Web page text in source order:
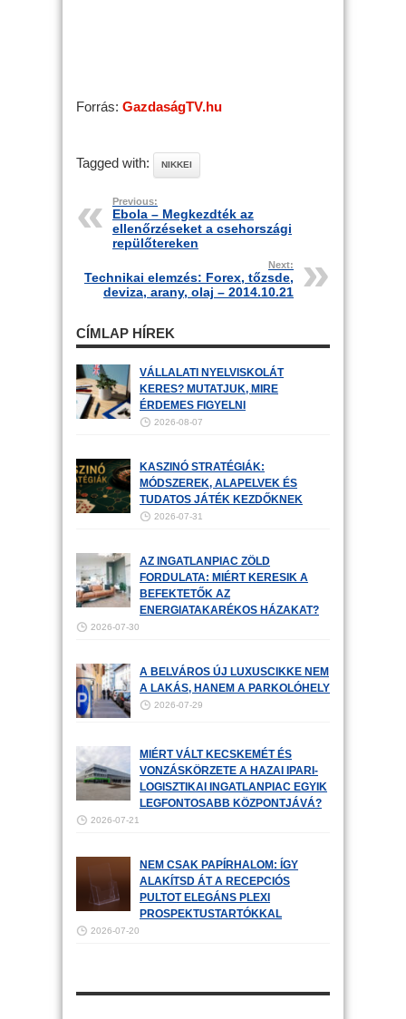
Forrás: GazdaságTV.hu
Tagged with: NIKKEI
Previous:
Ebola – Megkezdték az
ellenőrzéseket a csehországi
repülőtereken
Next:
Technikai elemzés: Forex, tőzsde,
deviza, arany, olaj – 2014.10.21
CÍMLAP HÍREK
VÁLLALATI NYELVISKOLÁT
KERES? MUTATJUK, MIRE
ÉRDEMES FIGYELNI
2026-08-07
KASZINÓ STRATÉGIÁK:
MÓDSZEREK, ALAPELVEK ÉS
TUDATOS JÁTÉK KEZDŐKNEK
2026-07-31
AZ INGATLANPIAC ZÖLD
FORDULATA: MIÉRT KERESIK A
BEFEKTETŐK AZ
ENERGIATAKARÉKOS HÁZAKAT?
2026-07-30
A BELVÁROS ÚJ LUXUSCIKKE NEM
A LAKÁS, HANEM A PARKOLÓHELY
2026-07-29
MIÉRT VÁLT KECSKEMÉT ÉS
VONZÁSKÖRZETE A HAZAI IPARI-
LOGISZTIKAI INGATLANPIAC EGYIK
LEGFONTOSABB KÖZPONTJÁVÁ?
2026-07-21
NEM CSAK PAPÍRHALOM: ÍGY
ALAKÍTSD ÁT A RECEPCIÓS
PULTOT ELEGÁNS PLEXI
PROSPEKTUSTARTÓKKAL
2026-07-20